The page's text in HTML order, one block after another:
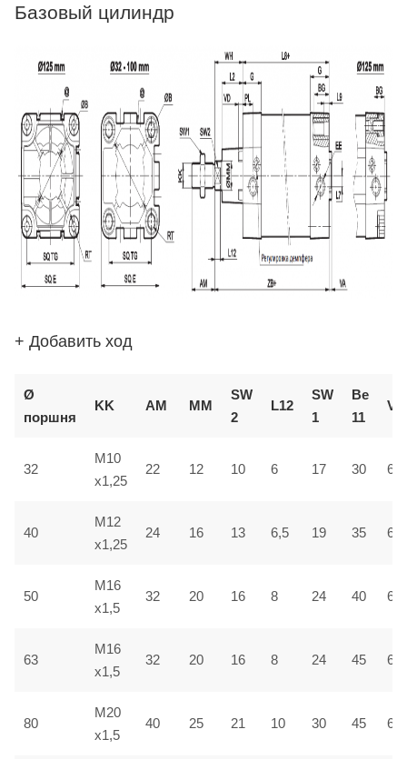
Базовый цилиндр
+ Добавить ход
Ø
поршня
KK AM ММ
SW
2
L12
SW
1
Вe
11
VD
32
M10
x1,25
22 12 10 6 17 30 6
40
M12
x1,25
24 16 13 6,5 19 35 6,5
50
M16
x1,5
32 20 16 8 24 40 6,5
63
M16
x1,5
32 20 16 8 24 45 6,5
80
M20
x1,5
40 25 21 10 30 45 6,5